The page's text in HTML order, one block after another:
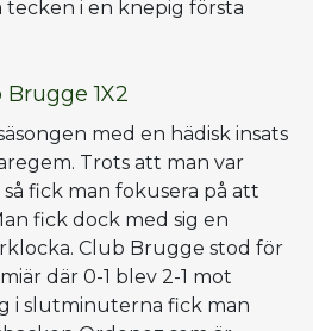
i en knepig första
1X2
med en hädisk insats
Trots att man var
fick man fokusera på att
fick dock med sig en
Club Brugge stod för
där 0-1 blev 2-1 mot
i slutminuterna fick man